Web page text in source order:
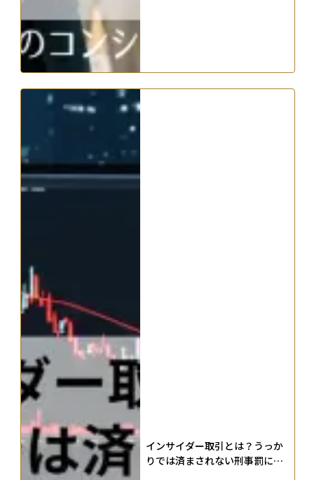
インサイダー取引とは？うっか
りでは済まされない刑事罰にな